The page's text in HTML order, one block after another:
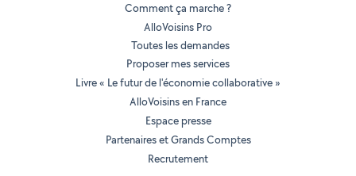
Comment ça marche ?
AlloVoisins Pro
Toutes les demandes
Proposer mes services
Livre « Le futur de l'économie collaborative »
AlloVoisins en France
Espace presse
Partenaires et Grands Comptes
Recrutement